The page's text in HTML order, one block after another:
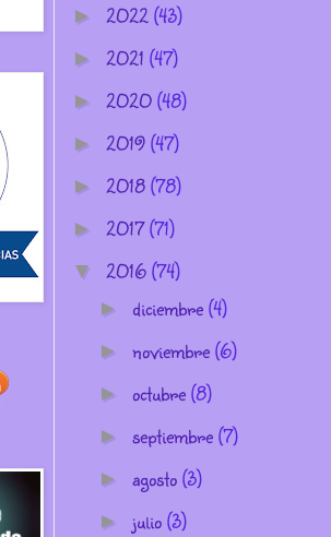
► 2022(43)
► 2021 (47)
► 2020(48)
► 2019(47)
► 2018(78)
► 2017(71)
▼ 2016(74)
► diciembre(4)
► noviembre(6)
► octubre(8)
► septiembre(7)
► agosto(3)
► julio(3)